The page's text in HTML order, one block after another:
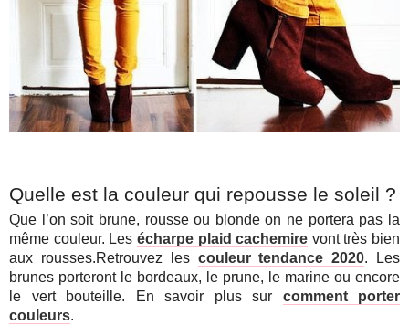
Quelle est la couleur qui repousse le soleil ?
Que l’on soit brune, rousse ou blonde on ne portera pas la
même couleur. Les écharpe plaid cachemire vont très bien
aux rousses.Retrouvez les couleur tendance 2020.
Les
brunes porteront le bordeaux, le prune, le marine ou encore
le vert bouteille. En savoir plus sur comment porter
couleurs.